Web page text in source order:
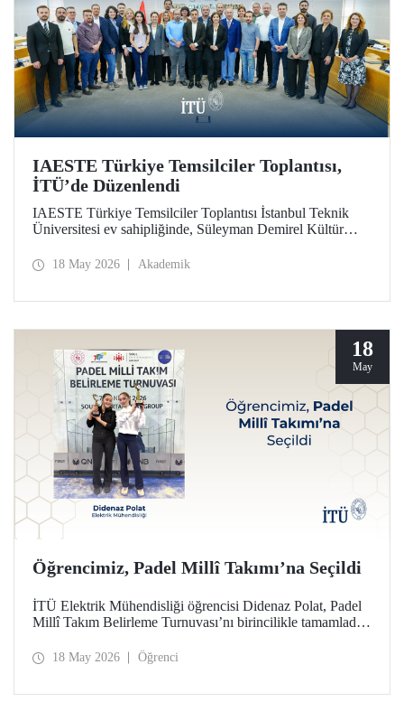
IAESTE Türkiye Temsilciler Toplantısı,
İTÜ’de Düzenlendi
IAESTE Türkiye Temsilciler Toplantısı İstanbul Teknik
Üniversitesi ev sahipliğinde, Süleyman Demirel Kültür
18 May 2026 Akademik
18
May
Öğrencimiz, Padel Millî Takımı’na Seçildi
İTÜ Elektrik Mühendisliği öğrencisi Didenaz Polat, Padel
Millî Takım Belirleme Turnuvası’nı birincilikle tamamladığı
18 May 2026 Öğrenci